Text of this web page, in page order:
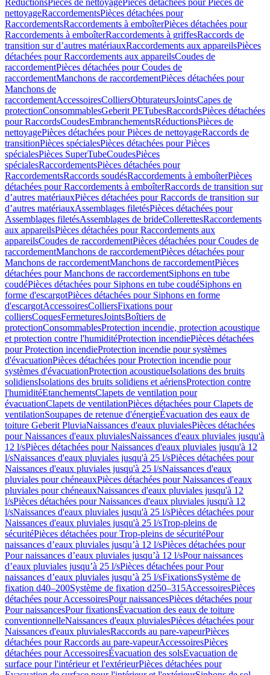
RéductionsPièces de nettoyagePièces détachées pour Pièces de
nettoyageRaccordementsPièces détachées pour
RaccordementsRaccordements à emboîterPièces détachées pour
Raccordements à emboîterRaccordements à griffesRaccords de
transition sur d’autres matériauxRaccordements aux appareilsPièces
détachées pour Raccordements aux appareilsCoudes de
raccordementPièces détachées pour Coudes de
raccordementManchons de raccordementPièces détachées pour
Manchons de
raccordementAccessoiresColliersObturateursJointsCapes de
protectionConsommablesGeberit PETubesRaccordsPièces détachées
pour RaccordsCoudesEmbranchementsRéductionsPièces de
nettoyagePièces détachées pour Pièces de nettoyageRaccords de
transitionPièces spécialesPièces détachées pour Pièces
spécialesPièces SuperTubeCoudesPièces
spécialesRaccordementsPièces détachées pour
RaccordementsRaccords soudésRaccordements à emboîterPièces
détachées pour Raccordements à emboîterRaccords de transition sur
d’autres matériauxPièces détachées pour Raccords de transition sur
d’autres matériauxAssemblages filetésPièces détachées pour
Assemblages filetésAssemblages de brideCollerettesRaccordements
aux appareilsPièces détachées pour Raccordements aux
appareilsCoudes de raccordementPièces détachées pour Coudes de
raccordementManchons de raccordementPièces détachées pour
Manchons de raccordementManchons de raccordementPièces
détachées pour Manchons de raccordementSiphons en tube
coudéPièces détachées pour Siphons en tube coudéSiphons en
forme d'escargotPièces détachées pour Siphons en forme
d'escargotAccessoiresColliersFixations pour
colliersCoquesFermeturesJointsBoîtiers de
protectionConsommablesProtection incendie, protection acoustique
et protection contre l'humiditéProtection incendiePièces détachées
pour Protection incendieProtection incendie pour systèmes
d'évacuationPièces détachées pour Protection incendie pour
systèmes d'évacuationProtection acoustiqueIsolations des bruits
solidiensIsolations des bruits solidiens et aériensProtection contre
l'humiditéEtanchementsClapets de ventilation pour
évacuationClapets de ventilationPièces détachées pour Clapets de
ventilationSoupapes de retenue d'énergieÉvacuation des eaux de
toiture Geberit PluviaNaissances d'eaux pluvialesPièces détachées
pour Naissances d'eaux pluvialesNaissances d'eaux pluviales jusqu'à
12 l/sPièces détachées pour Naissances d'eaux pluviales jusqu'à 12
l/sNaissances d'eaux pluviales jusqu'à 25 l/sPièces détachées pour
Naissances d'eaux pluviales jusqu'à 25 l/sNaissances d'eaux
pluviales pour chéneauxPièces détachées pour Naissances d'eaux
pluviales pour chéneauxNaissances d'eaux pluviales jusqu'à 12
l/sPièces détachées pour Naissances d'eaux pluviales jusqu'à 12
l/sNaissances d'eaux pluviales jusqu'à 25 l/sPièces détachées pour
Naissances d'eaux pluviales jusqu'à 25 l/sTrop-pleins de
sécuritéPièces détachées pour Trop-pleins de sécuritéPour
naissances d’eaux pluviales jusqu’à 12 l/sPièces détachées pour
Pour naissances d’eaux pluviales jusqu’à 12 l/sPour naissances
d’eaux pluviales jusqu’à 25 l/sPièces détachées pour Pour
naissances d’eaux pluviales jusqu’à 25 l/sFixationsSystème de
fixation d40–200Système de fixation d250–315AccessoiresPièces
détachées pour AccessoiresPour naissancesPièces détachées pour
Pour naissancesPour fixationsÉvacuation des eaux de toiture
conventionnelleNaissances d'eaux pluvialesPièces détachées pour
Naissances d'eaux pluvialesRaccords au pare-vapeurPièces
détachées pour Raccords au pare-vapeurAccessoiresPièces
détachées pour AccessoiresÉvacuation des solsEvacuation de
surface pour l'intérieur et l'extérieurPièces détachées pour